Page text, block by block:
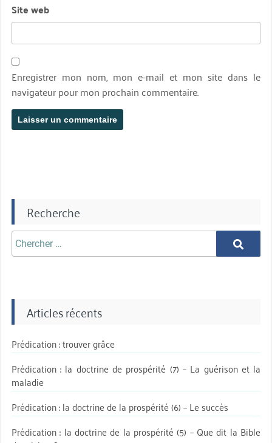
Site web
Enregistrer mon nom, mon e-mail et mon site dans le
navigateur pour mon prochain commentaire.
Recherche
Chercher
aprè:
Chercher
Articles récents
Prédication : trouver grâce
Prédication : la doctrine de prospérité (7) – La guérison et la
maladie
Prédication : la doctrine de la prospérité (6) – Le succès
Prédication : la doctrine de la prospérité (5) – Que dit la Bible